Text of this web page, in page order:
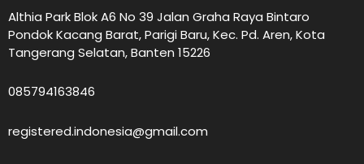
Althia Park Blok A6 No 39 Jalan Graha Raya Bintaro
Pondok Kacang Barat, Parigi Baru, Kec. Pd. Aren, Kota
Tangerang Selatan, Banten 15226
085794163846
registered.indonesia@gmail.com